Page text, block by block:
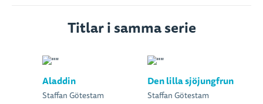
Titlar i samma serie
Aladdin
Staffan Götestam
Den lilla sjöjungfrun
Staffan Götestam